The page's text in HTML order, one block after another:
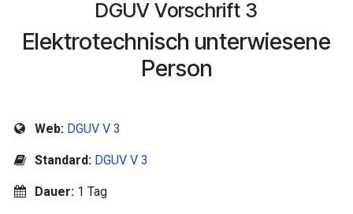
DGUV Vorschrift 3
Elektrotechnisch unterwiesene
Person
Web: DGUV V 3
Standard: DGUV V 3
Dauer: 1 Tag